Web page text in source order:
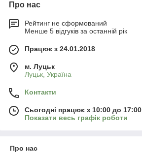
Про нас
Рейтинг не сформований
Менше 5 відгуків за останній рік
Працює з 24.01.2018
м. Луцьк
Луцьк, Україна
Контакти
Сьогодні працює з 10:00 до 17:00
Показати весь графік роботи
Про нас